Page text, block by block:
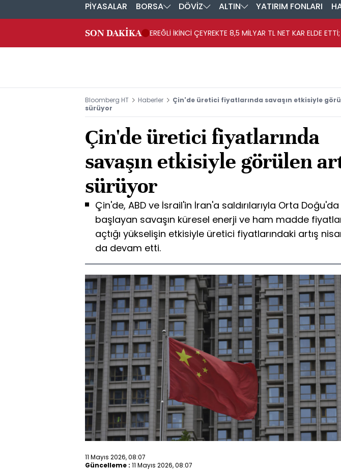
PİYASALAR BORSA DÖVİZ ALTIN YATIRIM FONLARI
SON DAKİKA EREĞLİ İKİNCİ ÇEYREKTE 8,5 MİLYAR TL NET KAR ELDE
Bloomberg HT Haberler
Çin'de üretici fiyatlarında savaşın etkisiyle
sürüyor
Çin'de üretici fiyatlarında
savaşın etkisiyle görülen
sürüyor
Çin'de, ABD ve İsrail'in İran'a saldırılarıyla Orta Doğu'da
başlayan savaşın küresel enerji ve ham madde
açtığı yükselişin etkisiyle üretici fiyatlarındaki artış
da devam etti.
11 Mayıs 2026, 08:07
Güncelleme : 11 Mayıs 2026, 08:07